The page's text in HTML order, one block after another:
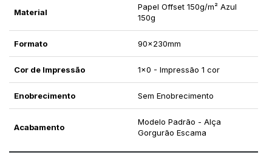
Material
Papel Offset 150g/m² Azul
150g
Formato 90x230mm
Cor de Impressão 1x0 - Impressão 1 cor
Enobrecimento Sem Enobrecimento
Acabamento
Modelo Padrão - Alça
Gorgurão Escama